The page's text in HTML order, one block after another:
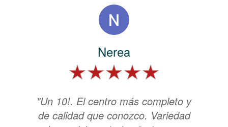
Nerea
"Un 10!. El centro más completo y
de calidad que conozco. Variedad